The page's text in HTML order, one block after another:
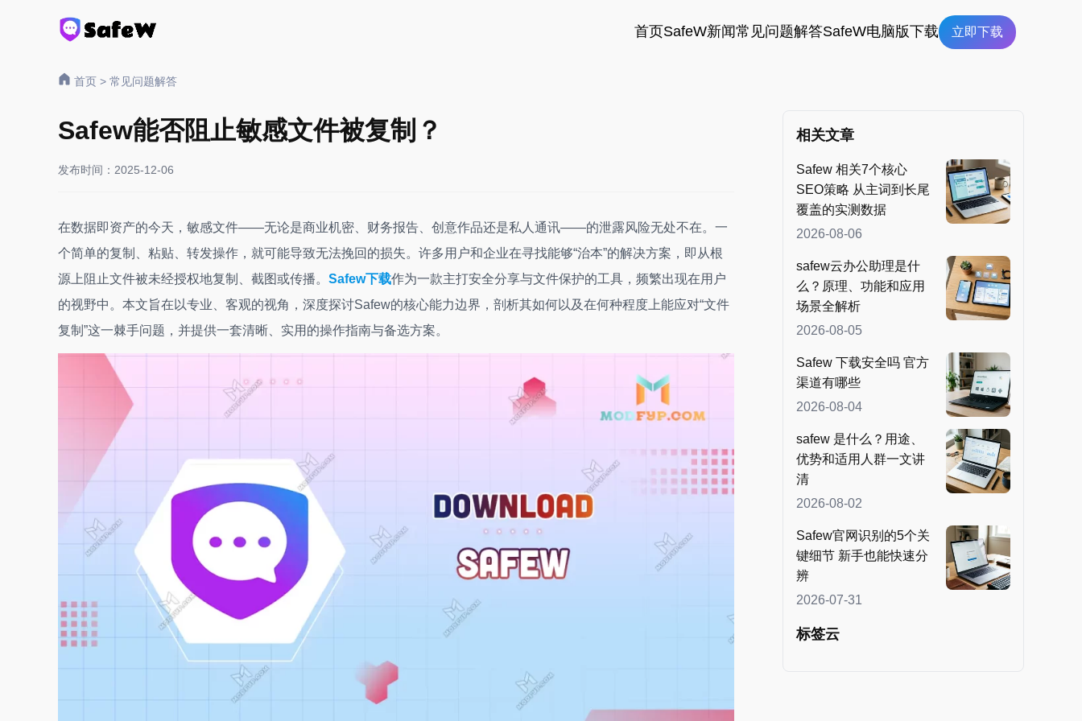
首页SafeW新闻常见问题解答SafeW电脑版下载 立即下载
首页 > 常见问题解答
Safew能否阻止敏感文件被复制？
发布时间：2025-12-06
在数据即资产的今天，敏感文件——无论是商业机密、财务报告、创意作品还是私人通讯——的泄露风险无处不在。一
个简单的复制、粘贴、转发操作，就可能导致无法挽回的损失。许多用户和企业在寻找能够“治本”的解决方案，即从根
源上阻止文件被未经授权地复制、截图或传播。 Safew下载作为一款主打安全分享与文件保护的工具，频繁出现在用户
的视野中。本文旨在以专业、客观的视角，深度探讨Safew的核心能力边界，剖析其如何以及在何种程度上能应对“文件
复制”这一棘手问题，并提供一套清晰、实用的操作指南与备选方案。
相关文章
Safew 相关7个核心
SEO策略 从主词到长尾
覆盖的实测数据
2026-08-06
safew云办公助理是什
么？原理、功能和应用
场景全解析
2026-08-05
Safew 下载安全吗 官方
渠道有哪些
2026-08-04
safew 是什么？用途、
优势和适用人群一文讲
清
2026-08-02
Safew官网识别的5个关
键细节 新手也能快速分
辨
2026-07-31
标签云